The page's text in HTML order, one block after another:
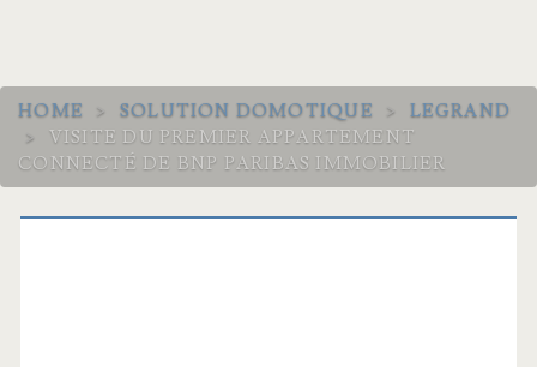
HOME > SOLUTION DOMOTIQUE >
LEGRAND
>
VISITE DU PREMIER APPARTEMENT
CONNECTÉ DE BNP PARIBAS IMMOBILIER